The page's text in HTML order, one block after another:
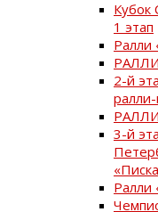
Кубок
1 этап
Ралли
2-й
3-й